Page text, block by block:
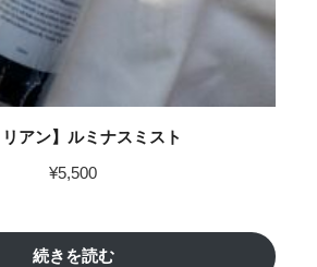
リアン】ルミナスミスト
¥5,500
続きを読む